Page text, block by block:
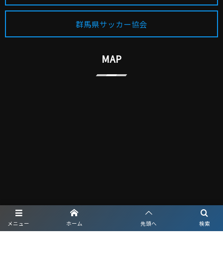
メニュー 検索
ホーム 先頭へ
群馬県サッカー協会
MAP